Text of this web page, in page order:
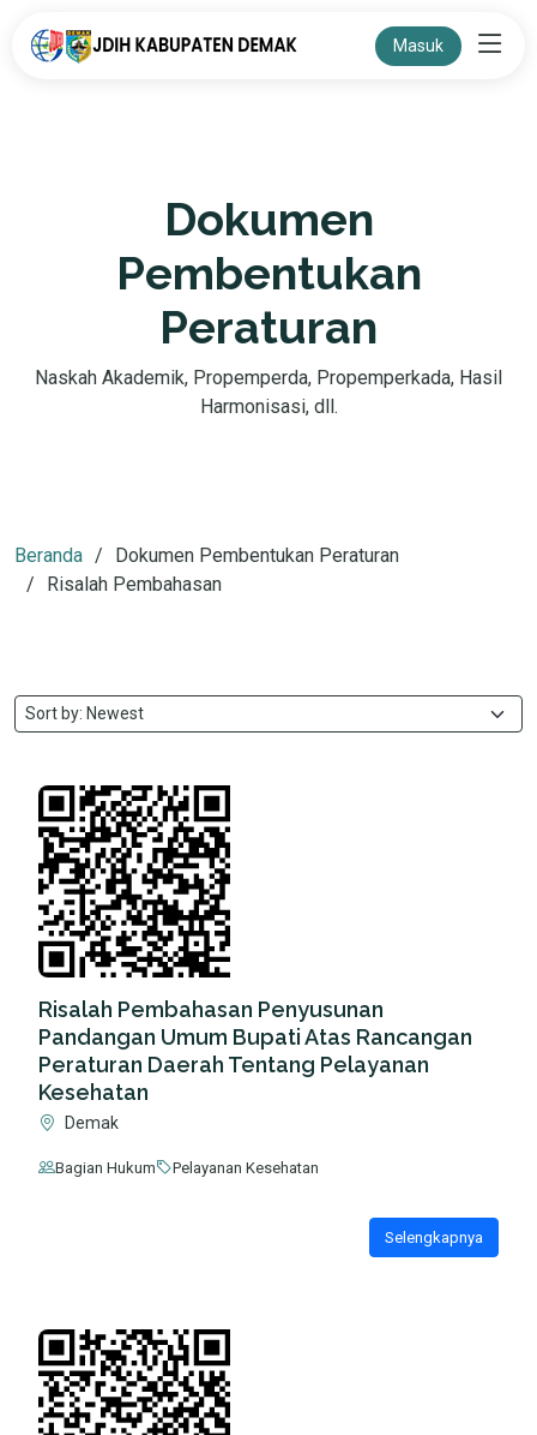
Masuk
Dokumen
Pembentukan
Peraturan
Naskah Akademik, Propemperda, Propemperkada, Hasil
Harmonisasi, dll.
Beranda
Dokumen Pembentukan Peraturan
Risalah Pembahasan
Risalah Pembahasan Penyusunan
Pandangan Umum Bupati Atas Rancangan
Peraturan Daerah Tentang Pelayanan
Kesehatan
Demak
Bagian Hukum Pelayanan Kesehatan
Selengkapnya